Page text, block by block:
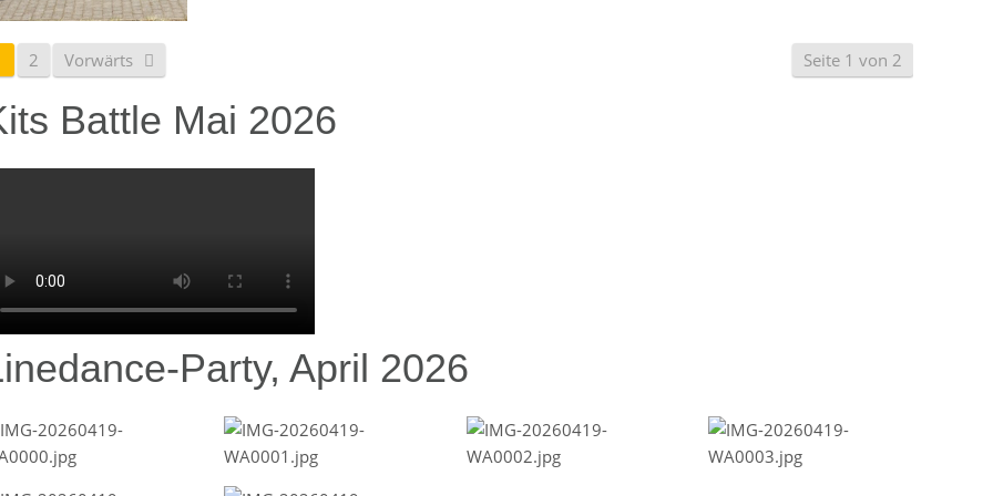
Seite 1 von 2
2 Vorwärts
Battle Mai 2026
Party, April 2026